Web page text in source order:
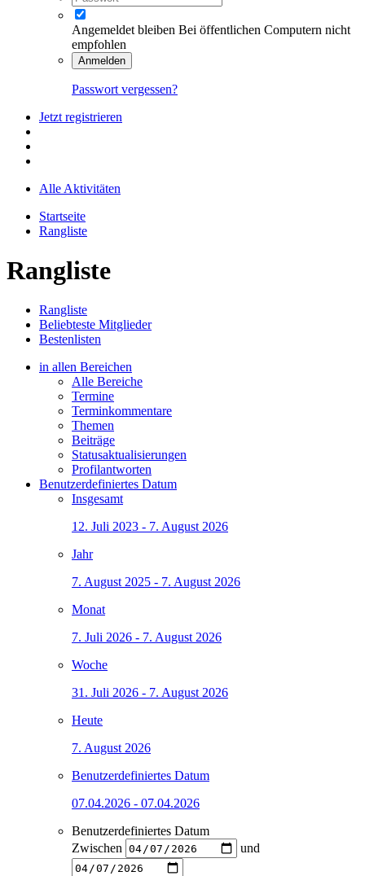
Angemeldet bleiben Bei öffentlichen Computern nicht
empfohlen
Anmelden
Passwort vergessen?
Jetzt registrieren
Alle Aktivitäten
Startseite
Rangliste
Rangliste
Rangliste
Beliebteste Mitglieder
Bestenlisten
in allen Bereichen
Alle Bereiche
Termine
Terminkommentare
Themen
Beiträge
Statusaktualisierungen
Profilantworten
Benutzerdefiniertes Datum
Insgesamt
12. Juli 2023 - 7. August 2026
Jahr
7. August 2025 - 7. August 2026
Monat
7. Juli 2026 - 7. August 2026
Woche
31. Juli 2026 - 7. August 2026
Heute
7. August 2026
Benutzerdefiniertes Datum
07.04.2026 - 07.04.2026
Benutzerdefiniertes Datum
Zwischen
und